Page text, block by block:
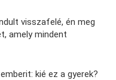
visszafelé, én meg
amely mindent
kié ez a gyerek?